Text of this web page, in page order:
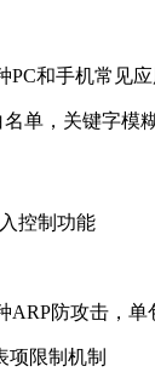
PC和手机常见
单，关键字模
控制功能
ARP防攻击，
项限制机制